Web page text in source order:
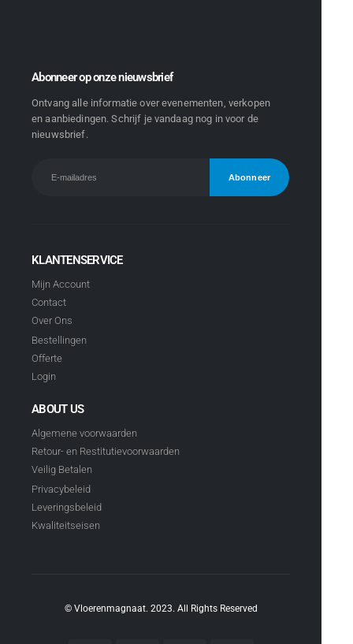
Abonneer op onze nieuwsbrief
Ontvang alle informatie over evenementen, verkopen
en aanbiedingen. Schrijf je vandaag nog in voor de
nieuwsbrief.
KLANTENSERVICE
Mijn Account
Contact
Over Ons
Bestellingen
Offerte
Login
ABOUT US
Algemene voorwaarden
Retour- en Restitutievoorwaarden
Veilig Betalen
Privacybeleid
Leveringsbeleid
Kwaliteitseisen
© Vloerenmagnaat. 2023. All Rights Reserved